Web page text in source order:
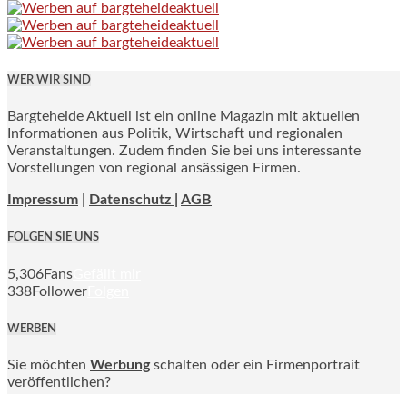
WER WIR SIND
Bargteheide Aktuell ist ein online Magazin mit aktuellen
Informationen aus Politik, Wirtschaft und regionalen
Veranstaltungen. Zudem finden Sie bei uns interessante
Vorstellungen von regional ansässigen Firmen.
Impressum Datenschutz | AGB
FOLGEN SIE UNS
5,306Fans
338Follower
WERBEN
Sie möchten Werbung schalten oder ein Firmenportrait
veröffentlichen?